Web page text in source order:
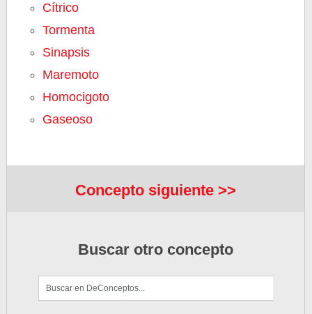
Cítrico
Tormenta
Sinapsis
Maremoto
Homocigoto
Gaseoso
Concepto siguiente >>
Buscar otro concepto